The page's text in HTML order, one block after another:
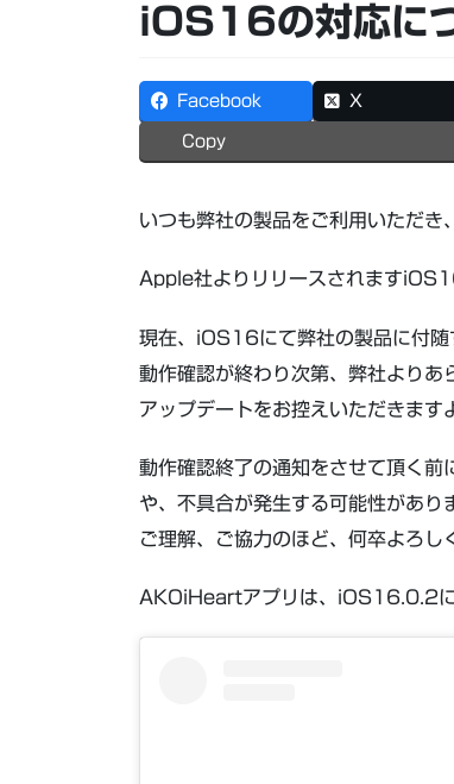
iOS16の対応に
Facebook X
Copy
いつも弊社の製品をご利用いただき
Apple社よりリリースされます
現在、iOS16にて弊社の製品に付随
動作確認が終わり次第、弊社よりあ
アップデートをお控えいただきます
動作確認終了の通知をさせて頂く前
や、不具合が発生する可能性があり
ご理解、ご協力のほど、何卒よろし
AKOiHeartアプリは、iOS16.0.2